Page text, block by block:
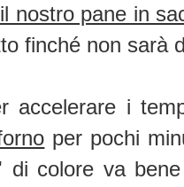
nostro pane in
finché non sarà
accelerare i
per pochi
di colore va